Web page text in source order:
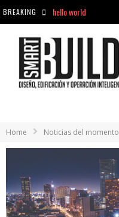
BREAKING
hello world
hello world
Home Noticias del momento